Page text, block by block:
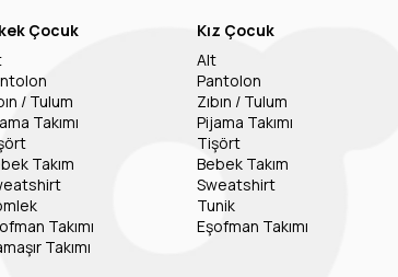
Çocuk
/ Tulum
Takımı
Takım
Takımı
Takımı
Kız Çocuk
Alt
Pantolon
Zıbın / Tulum
Pijama Takımı
Tişört
Bebek Takım
Sweatshirt
Tunik
Eşofman Takımı